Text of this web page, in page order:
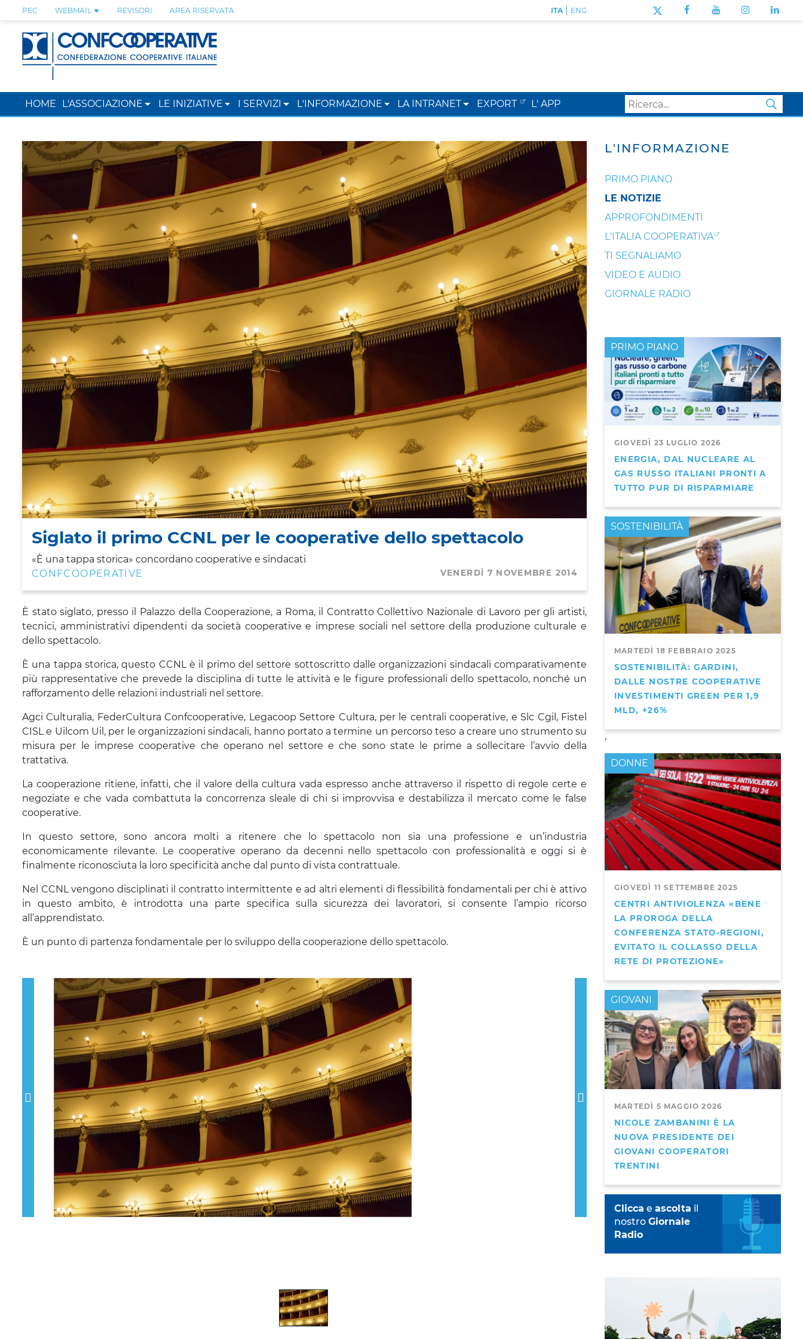
PEC WEBMAIL REVISORI AREA RISERVATA ITA| ENG
HOME L'ASSOCIAZIONE LE INIZIATIVE I SERVIZI L'INFORMAZIONE LA INTRANET EXPORT L' APP
Siglato il primo CCNL per le cooperative dello spettacolo
«È una tappa storica» concordano cooperative e sindacati
CONFCOOPERATIVE
VENERDÌ 7 NOVEMBRE 2014
È stato siglato, presso il Palazzo della Cooperazione, a Roma, il Contratto Collettivo Nazionale di Lavoro per gli artisti,
tecnici, amministrativi dipendenti da società cooperative e imprese sociali nel settore della produzione culturale e
dello spettacolo.
È una tappa storica, questo CCNL è il primo del settore sottoscritto dalle organizzazioni sindacali comparativamente
più rappresentative che prevede la disciplina di tutte le attività e le figure professionali dello spettacolo, nonché un
rafforzamento delle relazioni industriali nel settore.
Agci Culturalia, FederCultura Confcooperative, Legacoop Settore Cultura, per le centrali cooperative, e Slc Cgil, Fistel
CISL e Uilcom Uil, per le organizzazioni sindacali, hanno portato a termine un percorso teso a creare uno strumento su
misura per le imprese cooperative che operano nel settore e che sono state le prime a sollecitare l’avvio della
trattativa.
La cooperazione ritiene, infatti, che il valore della cultura vada espresso anche attraverso il rispetto di regole certe e
negoziate e che vada combattuta la concorrenza sleale di chi si improvvisa e destabilizza il mercato come le false
cooperative.
In questo settore, sono ancora molti a ritenere che lo spettacolo non sia una professione e un’industria
economicamente rilevante. Le cooperative operano da decenni nello spettacolo con professionalità e oggi si è
finalmente riconosciuta la loro specificità anche dal punto di vista contrattuale.
Nel CCNL vengono disciplinati il contratto intermittente e ad altri elementi di flessibilità fondamentali per chi è attivo
in questo ambito, è introdotta una parte specifica sulla sicurezza dei lavoratori, si consente l’ampio ricorso
all’apprendistato.
È un punto di partenza fondamentale per lo sviluppo della cooperazione dello spettacolo.
Previous
L'INFORMAZIONE
PRIMO PIANO
LE NOTIZIE
APPROFONDIMENTI
L'ITALIA COOPERATIVA
TI SEGNALIAMO
VIDEO E AUDIO
GIORNALE RADIO
GIOVEDÌ 23 LUGLIO 2026
ENERGIA, DAL NUCLEARE AL
GAS RUSSO ITALIANI PRONTI A
TUTTO PUR DI RISPARMIARE
PRIMO PIANO
MARTEDÌ 18 FEBBRAIO 2025
SOSTENIBILITÀ: GARDINI,
DALLE NOSTRE COOPERATIVE
INVESTIMENTI GREEN PER 1,9
MLD, +26%
PRIMO PIANO
,
SOSTENIBILITÀ
GIOVEDÌ 11 SETTEMBRE 2025
CENTRI ANTIVIOLENZA «BENE
LA PROROGA DELLA
CONFERENZA STATO-REGIONI,
EVITATO IL COLLASSO DELLA
RETE DI PROTEZIONE»
DONNE
MARTEDÌ 5 MAGGIO 2026
NICOLE ZAMBANINI È LA
NUOVA PRESIDENTE DEI
GIOVANI COOPERATORI
TRENTINI
GIOVANI
Clicca e ascolta il
nostro Giornale
Radio